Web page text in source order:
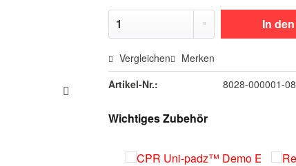
In den
Vergleichen
Merken
Artikel-Nr.:
8028-000001-08
Wichtiges Zubehör